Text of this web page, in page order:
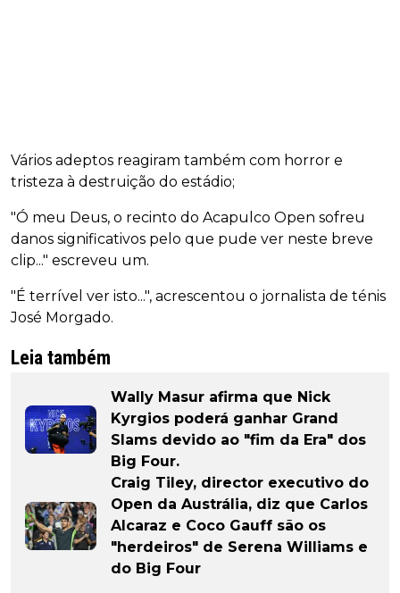
Vários adeptos reagiram também com horror e
tristeza à destruição do estádio;
"Ó meu Deus, o recinto do Acapulco Open sofreu
danos significativos pelo que pude ver neste breve
clip..." escreveu um.
"É terrível ver isto...", acrescentou o jornalista de ténis
José Morgado.
Leia também
Wally Masur afirma que Nick
Kyrgios poderá ganhar Grand
Slams devido ao "fim da Era" dos
Big Four.
Craig Tiley, director executivo do
Open da Austrália, diz que Carlos
Alcaraz e Coco Gauff são os
"herdeiros" de Serena Williams e
do Big Four